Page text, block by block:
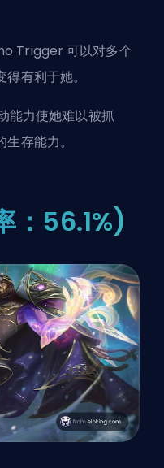
Trigger 可以对多个
有利于她。
能力使她难以被抓
存能力。
：56.1%)